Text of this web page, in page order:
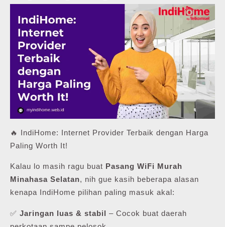
🔥 IndiHome: Internet Provider Terbaik dengan Harga
Paling Worth It!
Kalau lo masih ragu buat Pasang WiFi Murah
Minahasa Selatan, nih gue kasih beberapa alasan
kenapa IndiHome pilihan paling masuk akal:
✅ Jaringan luas & stabil – Cocok buat daerah